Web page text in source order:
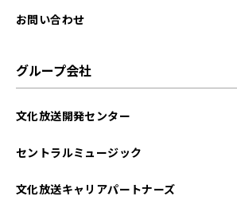
お問い合わせ
グループ会社
文化放送開発センター
セントラルミュージック
文化放送キャリアパートナーズ